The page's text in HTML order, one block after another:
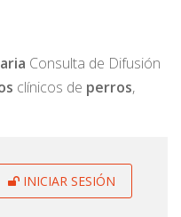
Consulta de Difusión
clínicos de perros,
INICIAR SESIÓN